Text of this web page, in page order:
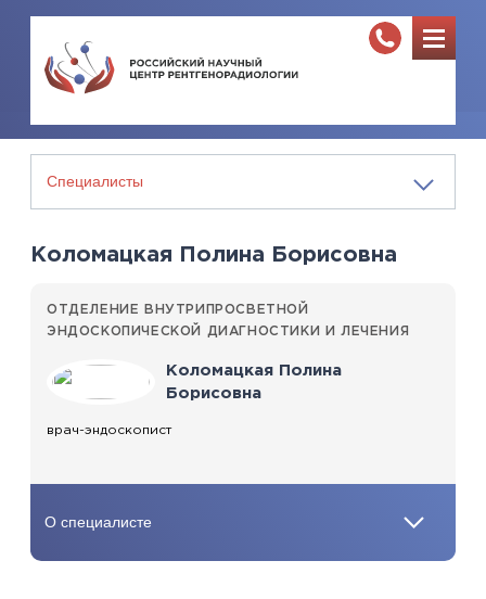
Коломацкая Полина Борисовна
ОТДЕЛЕНИЕ ВНУТРИПРОСВЕТНОЙ
ЭНДОСКОПИЧЕСКОЙ ДИАГНОСТИКИ И ЛЕЧЕНИЯ
Коломацкая Полина
Борисовна
врач-эндоскопист